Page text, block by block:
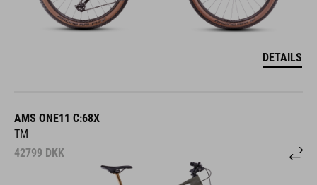
DETAILS
AMS ONE11 C:68X
TM
42799 DKK